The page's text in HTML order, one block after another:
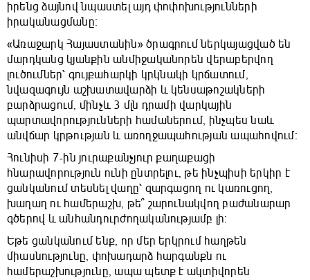
իրենց ձայնով նպաստել այդ փոփոխությունների
իրականացմանը։
«Առաջարկ Հայաստանին» ծրագրում ներկայացված են
մարդկանց կյանքին անմիջականորեն վերաբերվող
լուծումներ՝ գույքահարկի կրկնակի կրճատում,
նվազագույն աշխատավարձի և կենսաթոշակների
բարձրացում, մինչև 3 մլն դրամի վարկային
պարտավորությունների համաներում, ինչպես նաև
անվճար կրթության և առողջապահության ապահովում։
Հունիսի 7-ին յուրաքանչյուր քաղաքացի
հնարավորություն ունի ընտրելու, թե ինչպիսի երկիր է
ցանկանում տեսնել վաղը՝ զարգացող ու կառուցող,
խաղաղ ու համերաշխ, թե՞ շարունակվող բաժանարար
գծերով և անհանդուրժողականությամբ լի։
Եթե ցանկանում ենք, որ մեր երկրում հաղթեն
միասնությունը, փոխադարձ հարգանքն ու
համերաշխությունը, ապա պետք է ակտիվորեն